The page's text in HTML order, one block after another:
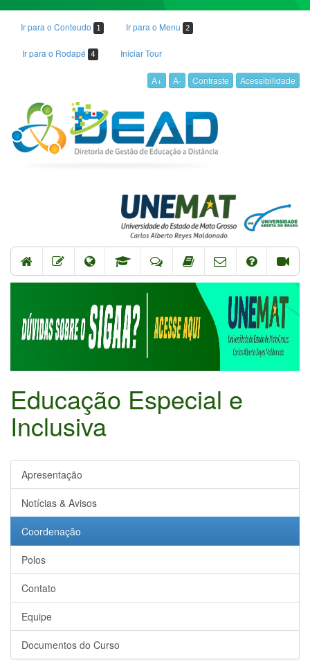
Ir para o Conteudo 1 Ir para o Menu 2
Ir para o Rodapé 4 Iniciar Tour
A+ A- Contraste Acessibilidade
Educação Especial e
Inclusiva
Apresentação
Notícias & Avisos
Coordenação
Polos
Contato
Equipe
Documentos do Curso